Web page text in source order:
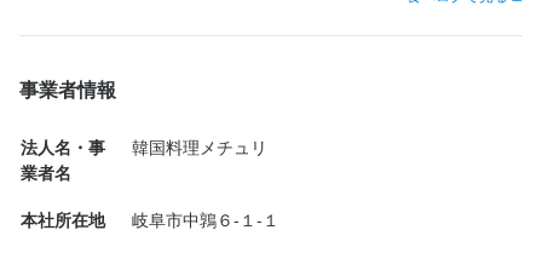
・ヤンニョムケジャンランチ
1,980円
※全てのランチに付く
事業者情報
法人名・事
業者名
韓国料理メチュリ
本社所在地 岐阜市中鶉６-１-１